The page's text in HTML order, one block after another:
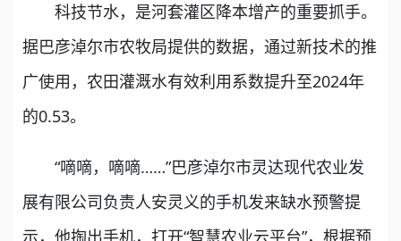
科技节水，是河套灌区降本增产的重要抓手。
据巴彦淖尔市农牧局提供的数据，通过新技术的推
广使用，农田灌溉水有效利用系数提升至2024年
的0.53。
“嘀嘀，嘀嘀……”巴彦淖尔市灵达现代农业发
展有限公司负责人安灵义的手机发来缺水预警提
示，他掏出手机，打开“智慧农业云平台”，根据预